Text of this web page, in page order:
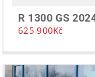
R 1300 GS
625 900Kč